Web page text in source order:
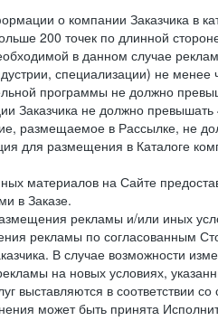
о компании Заказчика в
200 точек по длинной
в данном случае
специализации) не
программы не должно
Заказчика не должно
размещаемое в Рассылке, не
для размещения в Каталоге
материалов на Сайте
в Заказе.
рекламы и/или иных
рекламы по согласованным
В случае возможности
на новых условиях,
выставляются в соответствии
может быть принята